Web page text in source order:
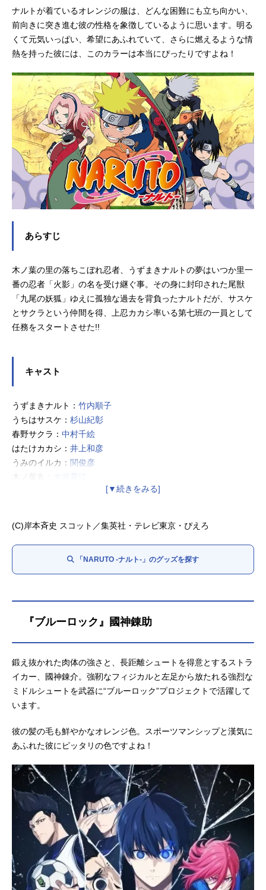
ナルトが着ているオレンジの服は、どんな困難にも立ち向かい、
前向きに突き進む彼の性格を象徴しているように思います。明る
くて元気いっぱい、希望にあふれていて、さらに燃えるような情
熱を持った彼には、このカラーは本当にぴったりですよね！
あらすじ
木ノ葉の里の落ちこぼれ忍者、うずまきナルトの夢はいつか里一
番の忍者「火影」の名を受け継ぐ事。その身に封印された尾獣
「九尾の妖狐」ゆえに孤独な過去を背負ったナルトだが、サスケ
とサクラという仲間を得、上忍カカシ率いる第七班の一員として
任務をスタートさせた!!
キャスト
うずまきナルト： 竹内順子
うちはサスケ： 杉山紀彰
春野サクラ： 中村千絵
はたけカカシ： 井上和彦
うみのイルカ： 関俊彦
木ノ葉丸：
柴田秀勝
(C)岸本斉史 スコット／集英社・テレビ東京・ぴえろ
「NARUTO -ナルト-」のグッズを探す
『ブルーロック』國神錬助
鍛え抜かれた肉体の強さと、長距離シュートを得意とするストラ
イカー、國神錬介。強靭なフィジカルと左足から放たれる強烈な
ミドルシュートを武器に“ブルーロック”プロジェクトで活躍して
います。
彼の髪の毛も鮮やかなオレンジ色。スポーツマンシップと漢気に
あふれた彼にピッタリの色ですよね！